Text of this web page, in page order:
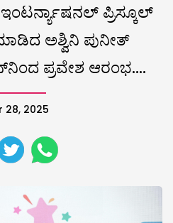
ಪ್ರಿಸ್ಕೂಲ್
ಅಶ್ವಿನಿ ಪುನೀತ್‌
ಪ್ರವೇಶ ಆರಂಭ….
28, 2025